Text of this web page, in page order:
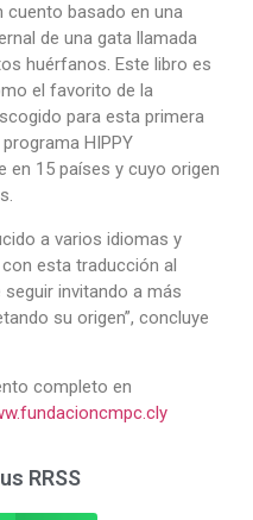
cuento basado en una
de una gata llamada
huérfanos. Este libro es
el favorito de la
para esta primera
HIPPY
en 15 países y cuyo origen
a varios idiomas y
esta traducción al
invitando a más
su origen”, concluye
completo en
RRSS